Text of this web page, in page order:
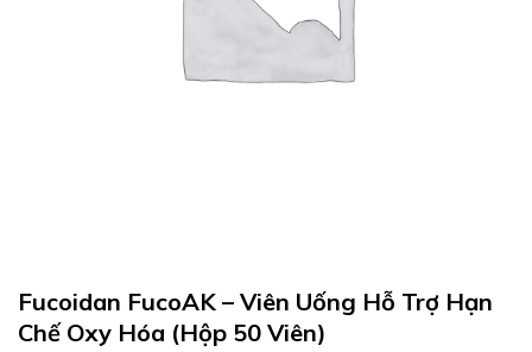
Fucoidan FucoAK – Viên Uống Hỗ Trợ Hạn
Chế Oxy Hóa (Hộp 50 Viên)